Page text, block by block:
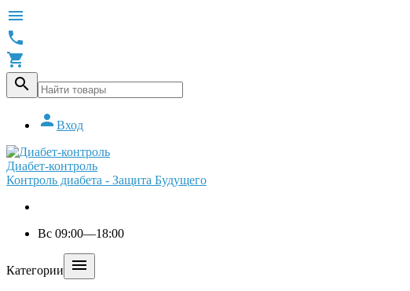




 Вход
Диабет-контроль
Контроль диабета - Защита Будущего
Вс 09:00—18:00
Категории 